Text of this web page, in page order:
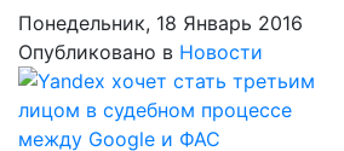
Понедельник, 18 Январь 2016
Опубликовано в Новости